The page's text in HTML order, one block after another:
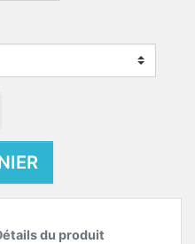
du produit